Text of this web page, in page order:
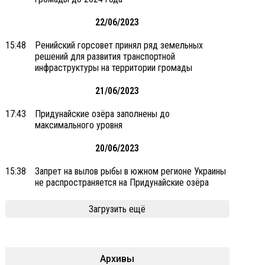
22/06/2023
15:48
Ренийский горсовет принял ряд земельных
решений для развития транспортной
инфраструктуры на территории громады
21/06/2023
17:43
Придунайские озёра заполнены до
максимального уровня
20/06/2023
15:38
Запрет на вылов рыбы в южном регионе Украины
не распространяется на Придунайские озёра
Загрузить ещё
Архивы